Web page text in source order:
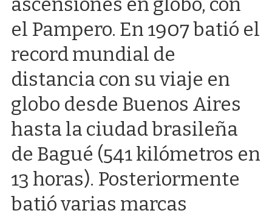
el Pampero. En 1907 batió el
record mundial de
distancia con su viaje en
globo desde Buenos Aires
hasta la ciudad brasileña
de Bagué (541 kilómetros en
13 horas). Posteriormente
batió varias marcas